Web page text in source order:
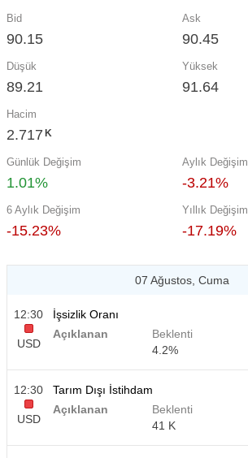
Bid
90.15
Ask
90.45
Düşük
89.21
Yüksek
91.64
Hacim
2.717 K
Günlük Değişim
1.01%
Aylık Değişim
-3.21%
6 Aylık Değişim
-15.23%
Yıllık Değişim
-17.19%
07 Ağustos, Cuma
12:30
USD
İşsizlik Oranı
Açıklanan
Beklenti
4.2%
12:30
USD
Tarım Dışı İstihdam
Açıklanan
Beklenti
41 K